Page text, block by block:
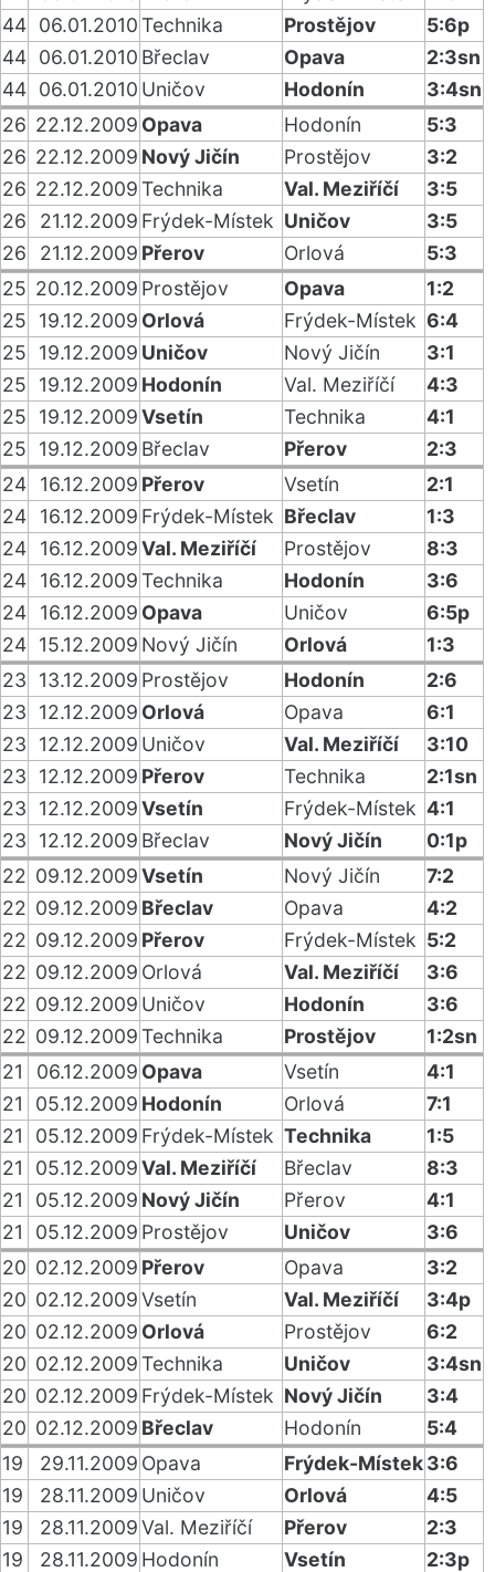
44 06.01.2010Technika Prostějov
5:6p
44 06.01.2010 Břeclav Opava
2:3sn
44 06.01.2010 Uničov Hodonín
3:4sn
26 22.12.2009 Opava Hodonín
5:3
26 22.12.2009 Nový Jičín Prostějov
3:2
26 22.12.2009Technika Val. Meziříčí
3:5
26
21.12.2009 Frýdek-Místek Uničov
3:5
26
21.12.2009 Přerov Orlová
5:3
25 20.12.2009 Prostějov Opava
1:2
25
19.12.2009 Orlová Frýdek-Místek 6:4
25
19.12.2009 Uničov Nový Jičín
3:1
25
19.12.2009 Hodonín Val. Meziříčí
4:3
25
19.12.2009Vsetín Technika
4:1
25
19.12.2009 Břeclav Přerov
2:3
24
16.12.2009 Přerov Vsetín
2:1
24
16.12.2009 Frýdek-Místek Břeclav
1:3
24
16.12.2009Val. Meziříčí Prostějov
8:3
24
16.12.2009Technika Hodonín
3:6
24
16.12.2009 Opava Uničov
6:5p
24 15.12.2009 Nový Jičín Orlová
1:3
23
13.12.2009 Prostějov Hodonín
2:6
23
12.12.2009 Orlová Opava
6:1
23
12.12.2009 Uničov Val. Meziříčí
3:10
23
12.12.2009 Přerov Technika
2:1sn
23
12.12.2009Vsetín Frýdek-Místek 4:1
23
12.12.2009 Břeclav Nový Jičín
0:1p
22 09.12.2009Vsetín Nový Jičín
7:2
22 09.12.2009 Břeclav Opava
4:2
22 09.12.2009 Přerov Frýdek-Místek 5:2
22 09.12.2009 Orlová Val. Meziříčí
3:6
22 09.12.2009 Uničov Hodonín
3:6
22 09.12.2009Technika Prostějov
1:2sn
21
06.12.2009 Opava Vsetín
4:1
21
05.12.2009 Hodonín Orlová
7:1
21
05.12.2009 Frýdek-Místek Technika
1:5
21
05.12.2009Val. Meziříčí Břeclav
8:3
21
05.12.2009 Nový Jičín Přerov
4:1
21
05.12.2009 Prostějov Uničov
3:6
20 02.12.2009 Přerov Opava
3:2
20 02.12.2009Vsetín Val. Meziříčí
3:4p
20 02.12.2009 Orlová Prostějov
6:2
20 02.12.2009Technika Uničov
3:4sn
20 02.12.2009 Frýdek-Místek Nový Jičín
3:4
20 02.12.2009 Břeclav Hodonín
5:4
19
29.11.2009 Opava Frýdek-Místek3:6
19
28.11.2009 Uničov Orlová
4:5
19
28.11.2009Val. Meziříčí Přerov
2:3
19
28.11.2009 Hodonín Vsetín
2:3p